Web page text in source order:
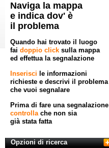
Naviga la mappa
e indica dov' è
il problema
Quando hai trovato il luogo
fai doppio click sulla mappa
ed effettua la segnalazione
Inserisci le informazioni
richieste e descrivi il problema
che vuoi segnalare
Prima di fare una segnalazione
controllache non sia
già stata fatta
Opzioni di ricerca
Powered by GeoWorkflow